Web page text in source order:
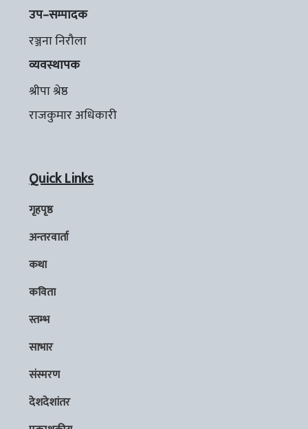
उप–सम्पादक
रञ्जना निरौला
व्यवस्थापक
श्रीपा श्रेष्ठ
राजकुमार अधिकारी
Quick Links
गृहपृष्ठ
अन्तरवार्ता
कथा
कविता
स्तम्भ
साभार
संस्मरण
देशदेशांतर